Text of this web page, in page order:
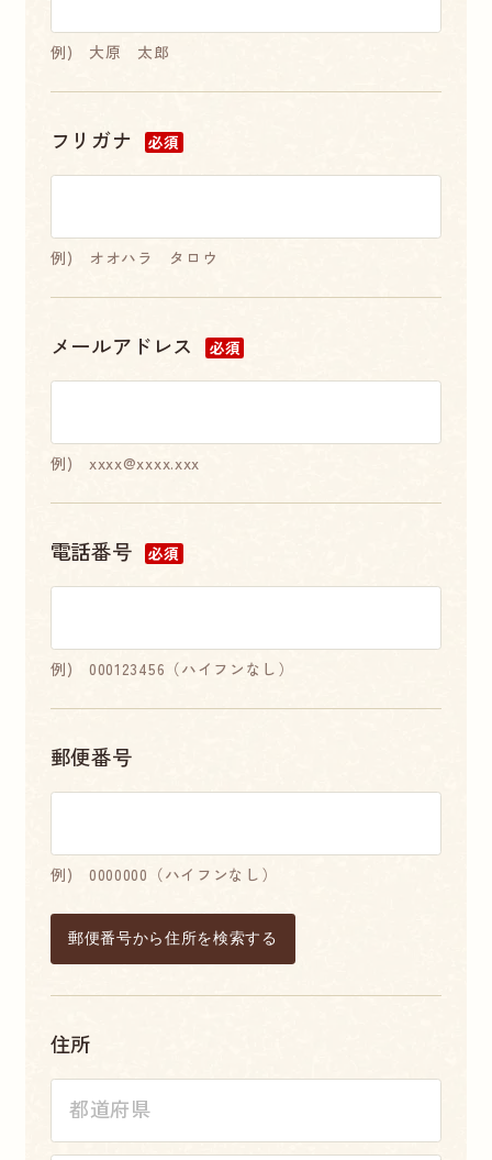
例) 大原 太郎
フリガナ 必須
例) オオハラ タロウ
メールアドレス 必須
例) xxxx@xxxx.xxx
電話番号 必須
例) 000123456（ハイフンなし）
郵便番号
例) 0000000（ハイフンなし）
郵便番号から住所を検索する
住所